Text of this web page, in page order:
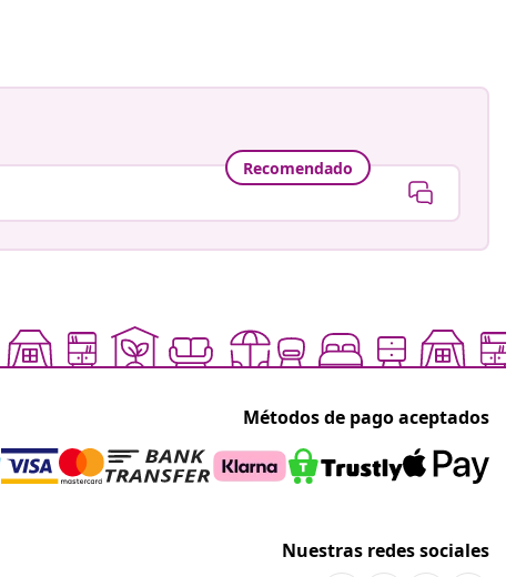
Recomendado
Métodos de pago aceptados
Nuestras redes sociales